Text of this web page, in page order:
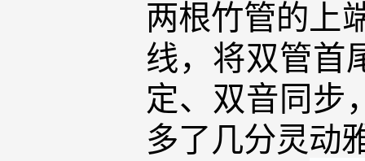
两根竹管的上
线，将双管首
定、双音同步
多了几分灵动